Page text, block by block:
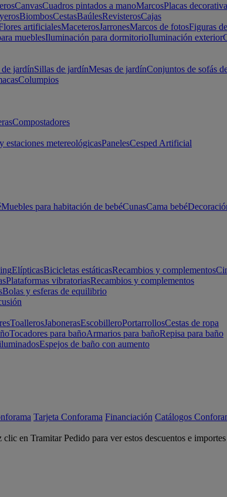
CanvasCuadros pintados a manoMarcosPlacas
BiombosCestasBaúlesRevisterosCajas
artificialesMaceterosJarronesMarcos de fotosFiguras
mueblesIluminación para dormitorioIluminación exterior
jardínSillas de jardínMesas de jardínConjuntos de sofás
Columpios
Compostadores
estaciones metereológicasPanelesCesped Artificial
Muebles para habitación de bebéCunasCama bebé
ElípticasBicicletas estáticasRecambios y complementos
Plataformas vibratoriasRecambios y complementos
Bolas y esferas de equilibrio
ToallerosJabonerasEscobilleroPortarrollosCestas de ropa
Tocadores para bañoArmarios para bañoRepisa para baño
Espejos de baño con aumento
Tarjeta Conforama Financiación Catálogos
en Tramitar Pedido para ver estos descuentos e importes